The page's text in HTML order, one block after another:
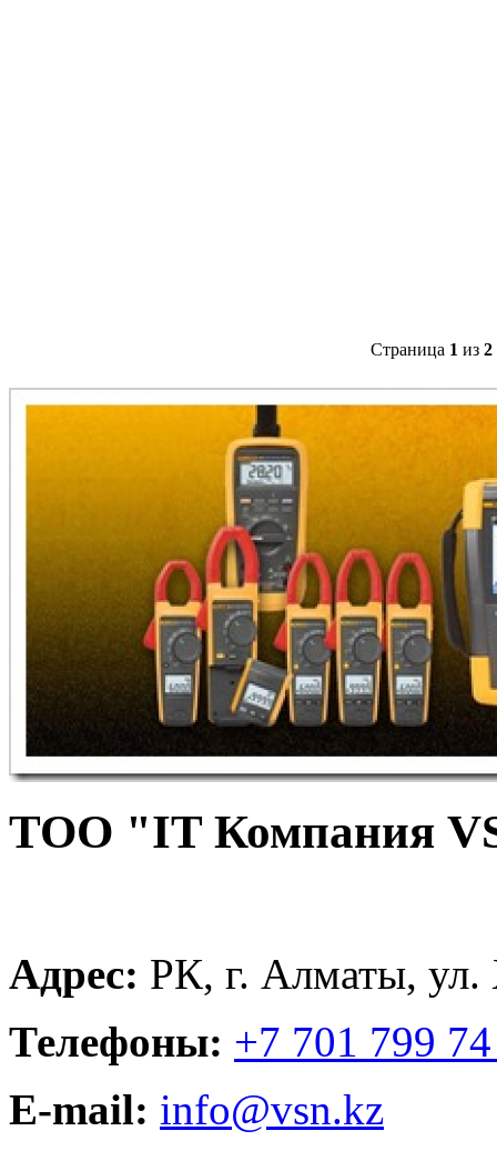
Страница 1 из 2
ТОО "IT Компания
Адрес: РК, г. Алматы, ул.
Телефоны: +7 701 799
E-mail: info@vsn.kz